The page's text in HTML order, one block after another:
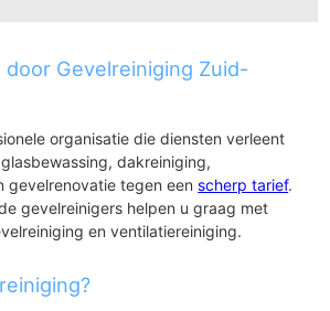
Zuid
Noord
Devel
door Gevelreiniging Zuid-
organisatie die diensten verleent
dakreiniging,
gevelrenovatie tegen eenscherp tarief.
gevelreinigers helpen u graag met
en ventilatiereiniging.